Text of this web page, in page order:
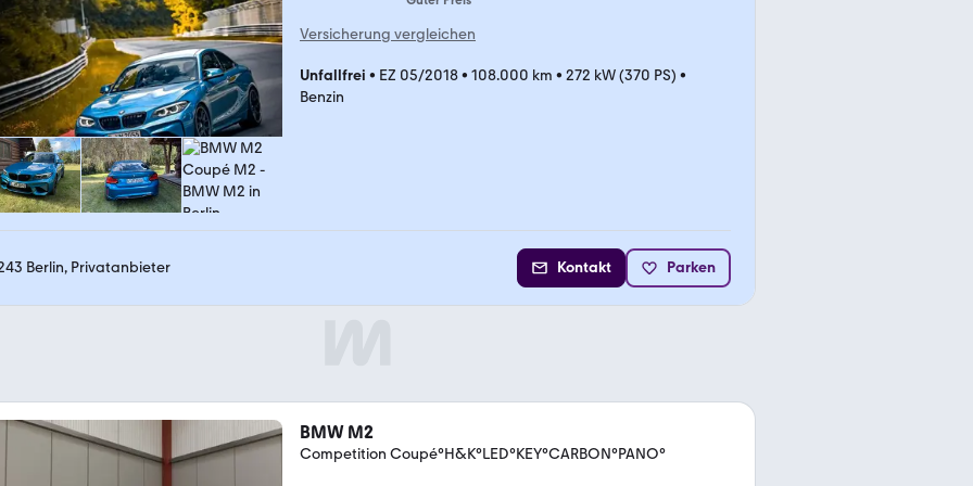
Versicherung vergleichen
Unfallfrei • EZ 05/2018• 108.000 km • 272 kW (370 PS) •
Benzin
Berlin, Privatanbieter Kontakt Parken
BMW M2
Competition Coupé°H&K°LED°KEY°CARBON°PANO°